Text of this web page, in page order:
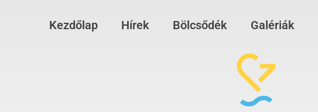
Kezdőlap Hírek Bölcsődék Galériák